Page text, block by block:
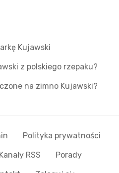
Kujawski
z polskiego rzepaku?
na zimno Kujawski?
Polityka prywatności
Kanały RSS Porady